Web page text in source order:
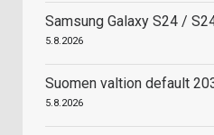
Samsung Galaxy S24 /
5.8.2026
Suomen valtion default
5.8.2026